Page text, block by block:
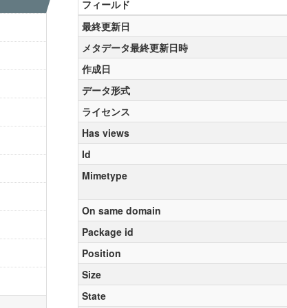
フィールド
最終更新日
メタデータ最終更新日時
作成日
データ形式
ライセンス
Has views
Id
Mimetype
On same domain
Package id
Position
Size
State